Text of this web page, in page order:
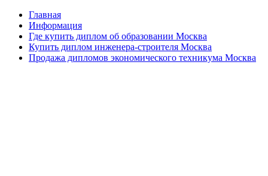
Главная
Информация
Где купить диплом об образовании Москва
Купить диплом инженера-строителя Москва
Продажа дипломов экономического техникума Москва